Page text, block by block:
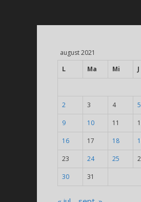
august 2021
L
Ma Mi J
2 3 4 5
9 10 11
16 17 18
23 24 25
30 31